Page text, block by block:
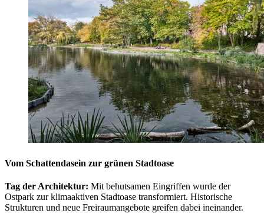
Vom Schattendasein zur grünen Stadtoase
Tag der Architektur: Mit behutsamen Eingriffen wurde der
Ostpark zur klimaaktiven Stadtoase transformiert. Historische
Strukturen und neue Freiraumangebote greifen dabei ineinander.